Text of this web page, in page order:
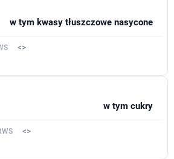
w tym kwasy tłuszczowe nasycone
<>
w tym cukry
<>